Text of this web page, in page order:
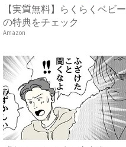
【実質無料】らくらくベビー
の特典をチェック
Amazon